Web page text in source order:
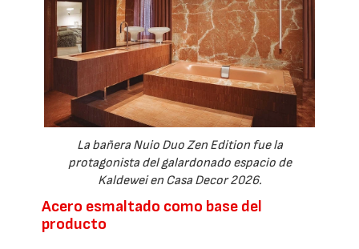
La bañera Nuio Duo Zen Edition fue la
protagonista del galardonado espacio de
Kaldewei en Casa Decor 2026.
Acero esmaltado como base del
producto